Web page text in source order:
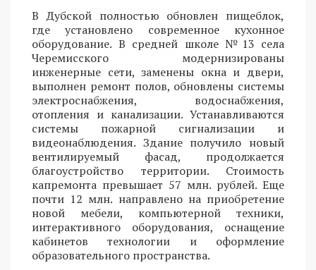
В Дубской полностью обновлен пищеблок,
где установлено современное кухонное
оборудование. В средней школе №13 села
Черемисского модернизированы
инженерные сети, заменены окна и двери,
выполнен ремонт полов, обновлены системы
электроснабжения, водоснабжения,
отопления и канализации. Устанавливаются
системы пожарной сигнализации и
видеонаблюдения. Здание получило новый
вентилируемый фасад, продолжается
благоустройство территории. Стоимость
капремонта превышает 57 млн. рублей. Еще
почти 12 млн. направлено на приобретение
новой мебели, компьютерной техники,
интерактивного оборудования, оснащение
кабинетов технологии и оформление
образовательного пространства.